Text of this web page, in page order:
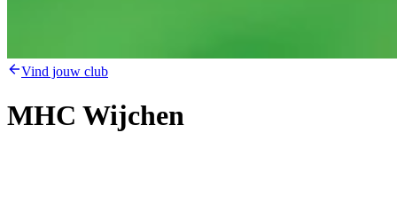
Vind jouw club
MHC Wijchen